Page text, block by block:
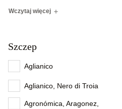
Wczytaj więcej
Szczep
Aglianico
Aglianico, Nero di Troia
Agronómica, Aragonez,